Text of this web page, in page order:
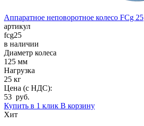
Аппаратное неповоротное колесо FCg 25
артикул
fcg25
в наличии
Диаметр колеса
125 мм
Нагрузка
25 кг
Цена (с НДС):
53 руб.
Купить в 1 клик В корзину
Хит